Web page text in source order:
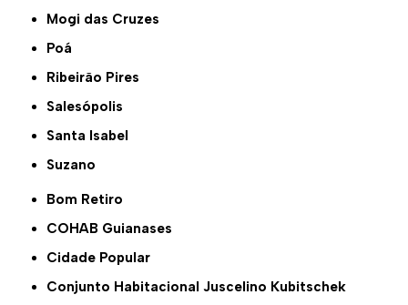
Mogi das Cruzes
Poá
Ribeirão Pires
Salesópolis
Santa Isabel
Suzano
Bom Retiro
COHAB Guianases
Cidade Popular
Conjunto Habitacional Juscelino Kubitschek